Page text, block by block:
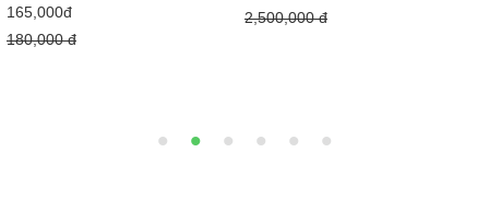
165,000đ
180,000 đ
2,500,000 đ